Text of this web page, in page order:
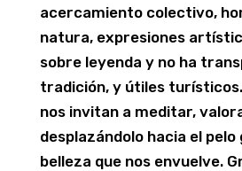
acercamiento colectivo,
natura, expresiones
sobre leyenda y no ha
tradición, y útiles
nos invitan a meditar,
desplazándolo hacia el pelo
belleza que nos envuelve.